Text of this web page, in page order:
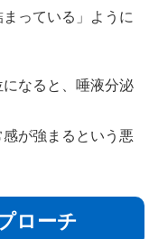
っている」ように
なると、唾液分泌
が強まるという悪
ローチ